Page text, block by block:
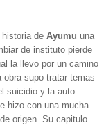
de Ayumu una
de instituto pierde
la llevo por un camino
supo tratar temas
suicidio y la auto
hizo con una mucha
origen. Su capitulo